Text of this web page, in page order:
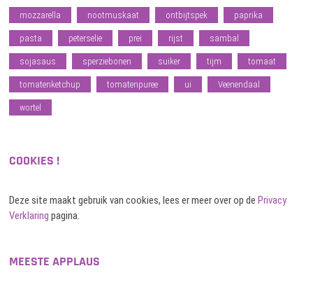
mozzarella nootmuskaat ontbijtspek paprika
pasta peterselie prei rijst sambal
sojasaus sperziebonen suiker tijm tomaat
tomatenketchup tomatenpuree ui Veenendaal
wortel
COOKIES !
Deze site maakt gebruik van cookies, lees er meer over op dePrivacy
Verklaring pagina.
MEESTE APPLAUS